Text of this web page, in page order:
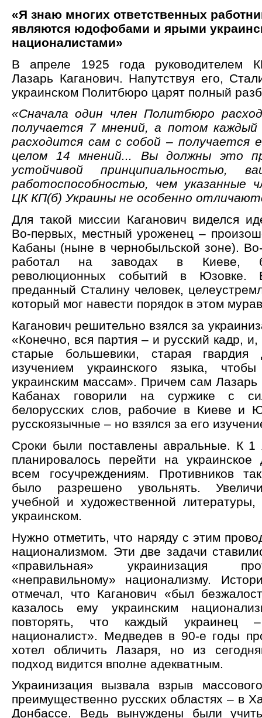
«Я знаю многих ответственных
являются юдофобами и ярыми
националистами»
В апреле 1925 года руководителем
Лазарь Каганович. Напутствуя его,
украинском Политбюро царят полный
«Сначала один член Политбюро
получается 7 мнений, а потом
расходится сам с собой – получается
целом 14 мнений... Вы должны это
устойчивой принципиальностью,
работоспособностью, чем указанные
ЦК КП(б) Украины не особенно
Для такой миссии Каганович виделся
Во-первых, местный уроженец –
Кабаны (ныне в чернобыльской зоне).
работал на заводах в Киеве,
революционных событий в Юзовке.
преданный Сталину человек,
который мог навести порядок в этом
Каганович решительно взялся за
«Конечно, вся партия – и русский кадр,
старые большевики, старая гвардия
изучением украинского языка,
украинским массам». Причем сам Лазарь
Кабанах говорили на суржике с
белорусских слов, рабочие в Киеве и
русскоязычные – но взялся за его
Сроки были поставлены авральные. К 1
планировалось перейти на украинское
всем госучреждениям. Противников
было разрешено увольнять.
учебной и художественной
украинском.
Нужно отметить, что наряду с этим
национализмом. Эти две задачи
«правильная» украинизация
«неправильному» национализму.
отмечал, что Каганович «был
казалось ему украинским
повторять, что каждый украинец –
националист». Медведев в 90-е годы
хотел обличить Лазаря, но из
подход видится вполне адекватным.
Украинизация вызвала взрыв
преимущественно русских областях – в
Донбассе. Ведь вынуждены были